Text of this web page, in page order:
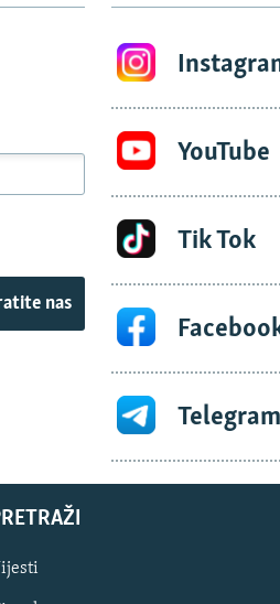
nas
YouTube
Tik Tok
Telegram